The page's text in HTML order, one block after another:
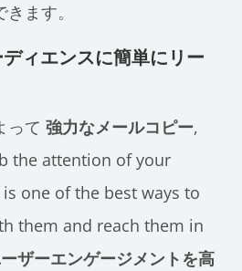
ます。
ィエンスに簡単にリー
って 強力なメールコピー,
the attention of your
one of the best ways to
them and reach them in
ザーエンゲージメントを高